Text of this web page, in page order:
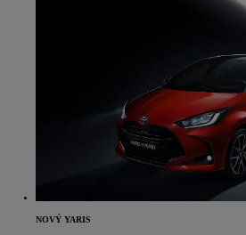
NOVÝ YARIS